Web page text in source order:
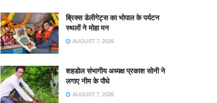
ब्रिक्स डेलीगेट्स का भोपाल के पर्यटन
स्थलों ने मोहा मन
AUGUST 7, 2026
शहडोल संभागीय अध्यक्ष प्रकाश सोनी ने
लगाए नीम के पौधे
AUGUST 7, 2026